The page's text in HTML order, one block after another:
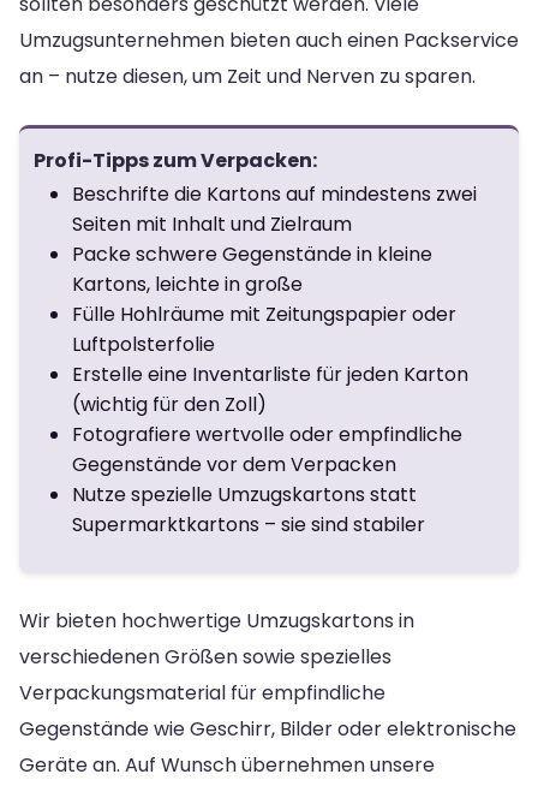
Umzugsunternehmen bieten auch einen Packservice
an – nutze diesen, um Zeit und Nerven zu sparen.
Profi-Tipps zum Verpacken:
Beschrifte die Kartons auf mindestens zwei
Seiten mit Inhalt und Zielraum
Packe schwere Gegenstände in kleine
Kartons, leichte in große
Fülle Hohlräume mit Zeitungspapier oder
Luftpolsterfolie
Erstelle eine Inventarliste für jeden Karton
(wichtig für den Zoll)
Fotografiere wertvolle oder empfindliche
Gegenstände vor dem Verpacken
Nutze spezielle Umzugskartons statt
Supermarktkartons – sie sind stabiler
Wir bieten hochwertige Umzugskartons in
verschiedenen Größen sowie spezielles
Verpackungsmaterial für empfindliche
Gegenstände wie Geschirr, Bilder oder elektronische
Geräte an. Auf Wunsch übernehmen unsere